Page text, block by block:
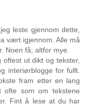
leste gjennom dette,
vært igjennom. Alle må
Noen få; altfor mye.
ut dikt og tekster,
interiørblogge for fullt.
fram etter en lang
ofte som om tekstene
Fint å lese at du har